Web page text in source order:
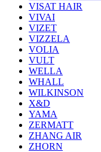
VISAT HAIR
VIVAI
VIZET
VIZZELA
VOLIA
VULT
WELLA
WHALL
WILKINSON
X&D
YAMA
ZERMATT
ZHANG AIR
ZHORN